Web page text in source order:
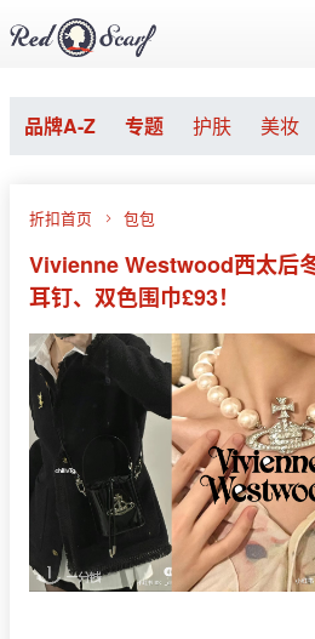
品牌A-Z 专题 护肤 美妆
折扣首页 包包
Vivienne Westwood西太后
耳钉、双色围巾£93！